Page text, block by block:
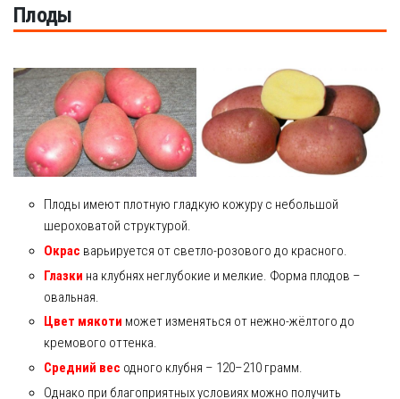
Плоды
Плоды имеют плотную гладкую кожуру с небольшой
шероховатой структурой.
Окрас варьируется от светло-розового до красного.
Глазки на клубнях неглубокие и мелкие. Форма плодов –
овальная.
Цвет мякоти может изменяться от нежно-жёлтого до
кремового оттенка.
Средний вес одного клубня – 120–210 грамм.
Однако при благоприятных условиях можно получить